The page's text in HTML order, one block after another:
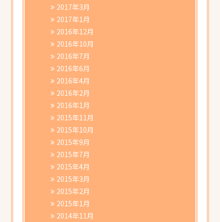
2017年3月
2017年1月
2016年12月
2016年10月
2016年7月
2016年6月
2016年4月
2016年2月
2016年1月
2015年11月
2015年10月
2015年9月
2015年7月
2015年4月
2015年3月
2015年2月
2015年1月
2014年11月